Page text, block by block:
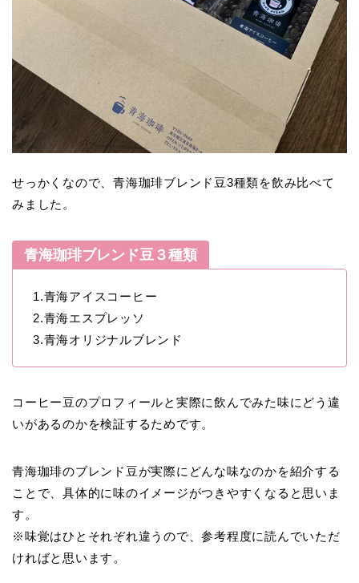
せっかくなので、青海珈琲ブレンド豆3種類を飲み比べて
みました。
青海珈琲ブレンド豆３種類
1.青海アイスコーヒー
2.青海エスプレッソ
3.青海オリジナルブレンド
コーヒー豆のプロフィールと実際に飲んでみた味にどう違
いがあるのかを検証するためです。
青海珈琲のブレンド豆が実際にどんな味なのかを紹介する
ことで、具体的に味のイメージがつきやすくなると思いま
す。
※味覚はひとそれぞれ違うので、参考程度に読んでいただ
ければと思います。